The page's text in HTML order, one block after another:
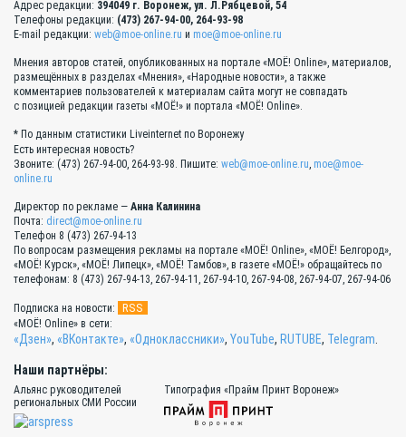
Адрес редакции: 394049 г. Воронеж, ул. Л.Рябцевой, 54
Телефоны редакции: (473) 267-94-00, 264-93-98
E-mail редакции: web@moe-online.ru и moe@moe-online.ru
Мнения авторов статей, опубликованных на портале «МОЁ! Online», материалов,
размещённых в разделах «Мнения», «Народные новости», а также
комментариев пользователей к материалам сайта могут не совпадать
с позицией редакции газеты «МОЁ!» и портала «МОЁ! Online».
* По данным статистики Liveinternet по Воронежу
Есть интересная новость?
Звоните: (473) 267-94-00, 264-93-98. Пишите: web@moe-online.ru, moe@moe-
online.ru
Директор по рекламе — Анна Калинина
Почта: direct@moe-online.ru
Телефон 8 (473) 267-94-13
По вопросам размещения рекламы на портале «МОЁ! Online», «МОЁ! Белгород»,
«МОЁ! Курск», «МОЁ! Липецк», «МОЁ! Тамбов», в газете «МОЁ!» обращайтесь по
телефонам: 8 (473) 267-94-13, 267-94-11, 267-94-10, 267-94-08, 267-94-07, 267-94-06
Подписка на новости: RSS
«МОЁ! Online» в сети:
«Дзен», «ВКонтакте», «Одноклассники», YouTube, RUTUBE, Telegram
Наши партнёры:
Альянс руководителей
региональных СМИ России
Типография «Прайм Принт Воронеж»